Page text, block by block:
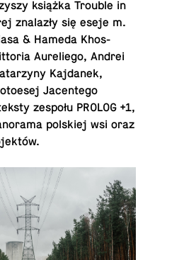
książka Trouble in
znalazły się eseje m.​
& Hameda Khos­
Au­re­liego, Andrei
Ka­j­danek,
Ja­cen­tego
zespołu PROLOG +1,
pol­skiej wsi oraz